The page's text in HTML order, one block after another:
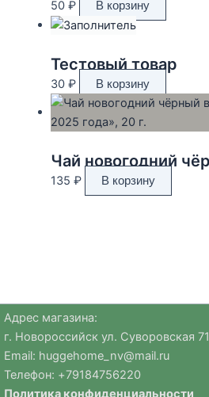
50 ₽ В корзину
Тестовый товар
30 ₽ В корзину
135 ₽ В корзину
Адрес магазина:
г. Новороссийск ул. Суворовская 71
Email: huggehome_nv@mail.ru
Телефон: +79184756220
Политика конфиденциальности